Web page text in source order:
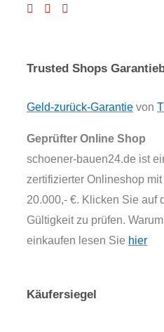
Trusted Shops
Geld-zurück-Garantie von
Geprüfter Online Shop
schoener-bauen24.de ist
zertifizierter Onlineshop
20.000,- €. Klicken Sie auf
Gültigkeit zu prüfen.
einkaufen lesen Sie hier
Käufersiegel